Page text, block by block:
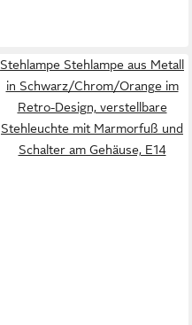
Stehlampe Stehlampe aus Metall
in Schwarz/Chrom/Orange im
Retro-Design, verstellbare
Stehleuchte mit Marmorfuß und
Schalter am Gehäuse, E14